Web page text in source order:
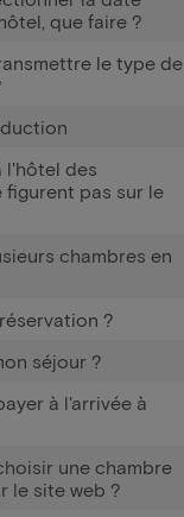
que faire ?
le type de
l'hôtel des
figurent pas sur le
chambres en
?
séjour ?
à l'arrivée à
une chambre
le site web ?